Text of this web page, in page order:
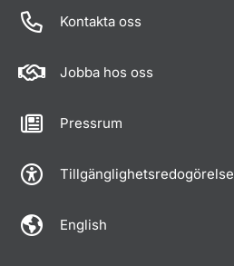
Kontakta oss
Jobba hos oss
Pressrum
Tillgänglighetsredogörelse
English